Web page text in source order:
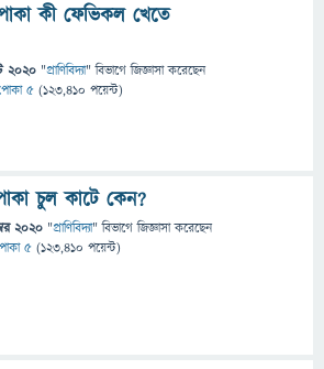
কী ফেভিকল খেতে
2020 "প্রাণিবিদ্যা" বিভাগে জিজ্ঞাসাকরেছেন
৫ (123,410 পয়েন্ট)
চুল কাটে কেন?
2020 "প্রাণিবিদ্যা" বিভাগে জিজ্ঞাসাকরেছেন
৫ (123,410 পয়েন্ট)